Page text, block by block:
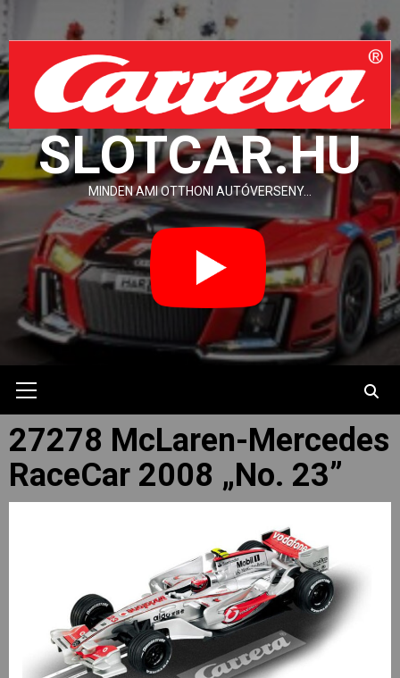
Skip
to
content
SLOTCAR.HU
MINDEN AMI OTTHONI AUTÓVERSENY…
Menu
27278 McLaren-Mercedes
RaceCar 2008 „No. 23”